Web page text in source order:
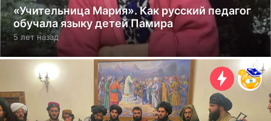
«Учительница Мария». Как русский педагог
обучала языку детей Памира
5 лет назад5
л
е
н
з
а